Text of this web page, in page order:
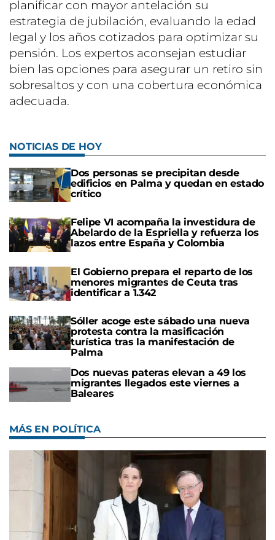
planificar con mayor antelación su
estrategia de jubilación, evaluando la edad
legal y los años cotizados para optimizar su
pensión. Los expertos aconsejan estudiar
bien las opciones para asegurar un retiro sin
sobresaltos y con una cobertura económica
adecuada.
NOTICIAS DE HOY
Dos personas se precipitan desde
edificios en Palma y quedan en estado
crítico
Felipe VI acompaña la investidura de
Abelardo de la Espriella y refuerza los
lazos entre España y Colombia
El Gobierno prepara el reparto de los
menores migrantes de Ceuta tras
identificar a 1.342
Sóller acoge este sábado una nueva
protesta contra la masificación
turística tras la manifestación de
Palma
Dos nuevas pateras elevan a 49 los
migrantes llegados este viernes a
Baleares
MÁS EN POLÍTICA